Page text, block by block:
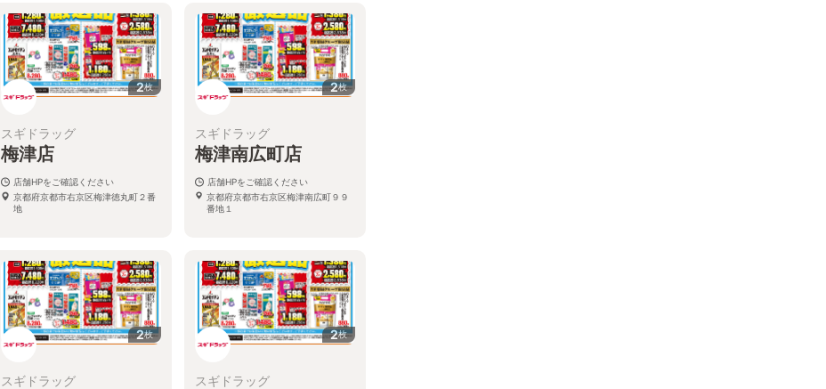
2枚
スギドラッグ
梅津店
店舗HPをご確認ください
京都府京都市右京区梅津徳丸町２番
地
2枚
スギドラッグ
梅津南広町店
店舗HPをご確認ください
京都府京都市右京区梅津南広町９９
番地１
2枚
スギドラッグ
2枚
スギドラッグ